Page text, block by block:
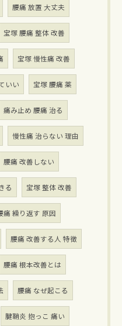
腰痛 放置 大丈夫
宝塚 腰痛 整体 改善
宝塚 慢性痛 改善
いい 宝塚 腰痛 薬
痛み止め 腰痛 治る
慢性痛 治らない 理由
腰痛 改善しない
る 宝塚 整体 改善
痛 繰り返す 原因
腰痛 改善する人 特徴
腰痛 根本改善とは
腰痛 なぜ起こる
腱鞘炎 抱っこ 痛い